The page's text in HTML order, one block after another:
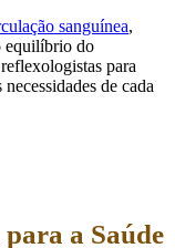
sanguínea,
equilíbrio do
para
de cada
a Saúde